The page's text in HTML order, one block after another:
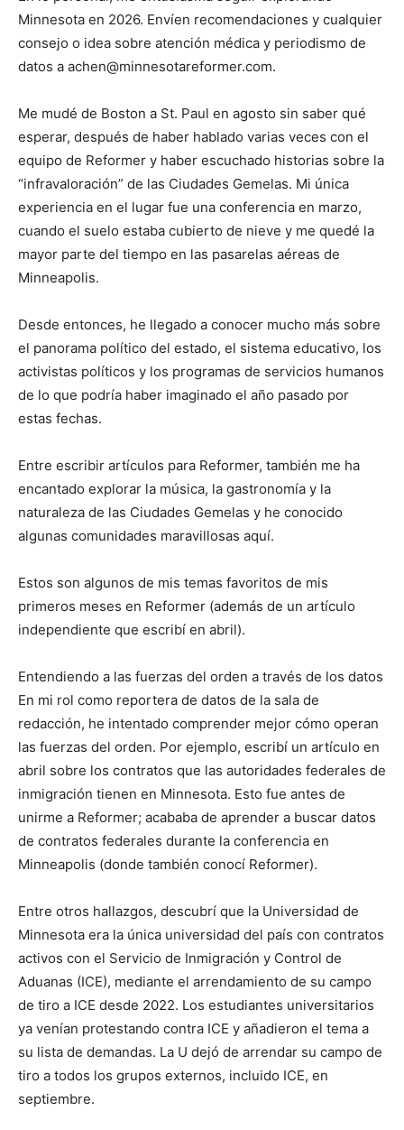
Minnesota en 2026. Envíen recomendaciones y cualquier
consejo o idea sobre atención médica y periodismo de
datos a achen@minnesotareformer.com.
Me mudé de Boston a St. Paul en agosto sin saber qué
esperar, después de haber hablado varias veces con el
equipo de Reformer y haber escuchado historias sobre la
“infravaloración” de las Ciudades Gemelas. Mi única
experiencia en el lugar fue una conferencia en marzo,
cuando el suelo estaba cubierto de nieve y me quedé la
mayor parte del tiempo en las pasarelas aéreas de
Minneapolis.
Desde entonces, he llegado a conocer mucho más sobre
el panorama político del estado, el sistema educativo, los
activistas políticos y los programas de servicios humanos
de lo que podría haber imaginado el año pasado por
estas fechas.
Entre escribir artículos para Reformer, también me ha
encantado explorar la música, la gastronomía y la
naturaleza de las Ciudades Gemelas y he conocido
algunas comunidades maravillosas aquí.
Estos son algunos de mis temas favoritos de mis
primeros meses en Reformer (además de un artículo
independiente que escribí en abril).
Entendiendo a las fuerzas del orden a través de los datos
En mi rol como reportera de datos de la sala de
redacción, he intentado comprender mejor cómo operan
las fuerzas del orden. Por ejemplo, escribí un artículo en
abril sobre los contratos que las autoridades federales de
inmigración tienen en Minnesota. Esto fue antes de
unirme a Reformer; acababa de aprender a buscar datos
de contratos federales durante la conferencia en
Minneapolis (donde también conocí Reformer).
Entre otros hallazgos, descubrí que la Universidad de
Minnesota era la única universidad del país con contratos
activos con el Servicio de Inmigración y Control de
Aduanas (ICE), mediante el arrendamiento de su campo
de tiro a ICE desde 2022. Los estudiantes universitarios
ya venían protestando contra ICE y añadieron el tema a
su lista de demandas. La U dejó de arrendar su campo de
tiro a todos los grupos externos, incluido ICE, en
septiembre.